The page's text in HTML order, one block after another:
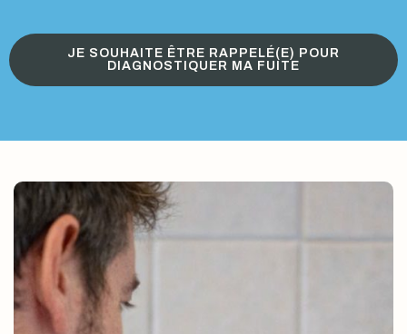
JE SOUHAITE ÊTRE RAPPELÉ(E) POUR
DIAGNOSTIQUER MA FUITE